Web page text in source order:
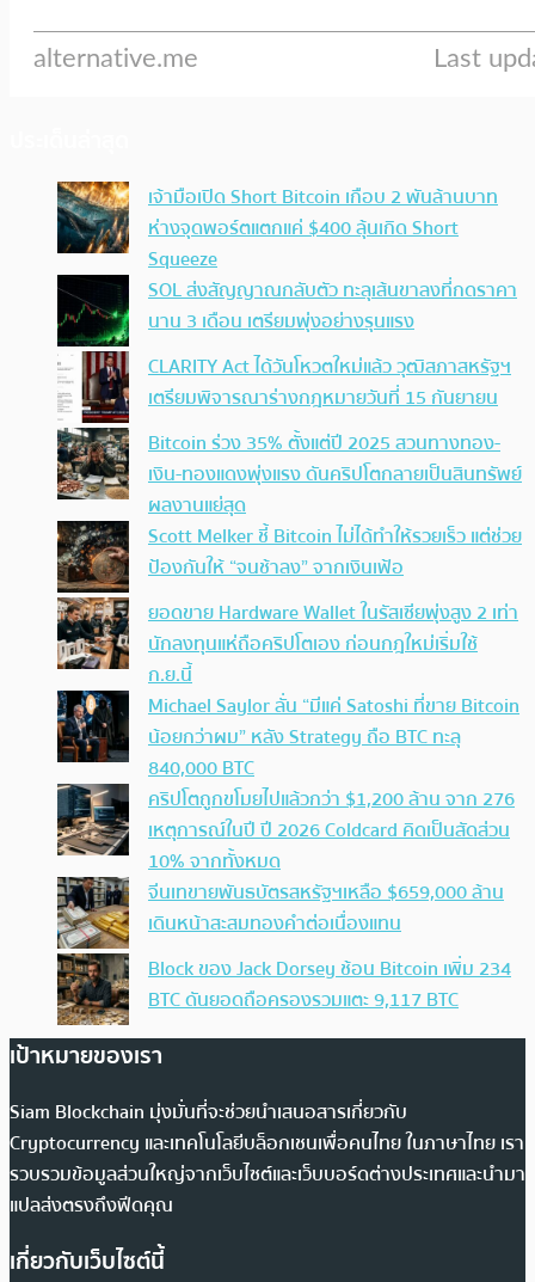
เจ้ามือเปิด Short Bitcoin เกือบ 2 พันล้านบาท
ห่างจุดพอร์ตแตกแค่ $400 ลุ้นเกิด Short
Squeeze
SOL ส่งสัญญาณกลับตัว ทะลุเส้นขาลงที่กดราคา
นาน 3 เดือน เตรียมพุ่งอย่างรุนแรง
CLARITY Act ได้วันโหวตใหม่แล้ว วุฒิสภาสหรัฐฯ
เตรียมพิจารณาร่างกฎหมายวันที่ 15 กันยายน
Bitcoin ร่วง 35% ตั้งแต่ปี 2025 สวนทางทอง-
เงิน-ทองแดงพุ่งแรง ดันคริปโตกลายเป็นสินทรัพย์
ผลงานแย่สุด
Scott Melker ชี้ Bitcoin ไม่ได้ทำให้รวยเร็ว แต่ช่วย
ป้องกันให้ “จนช้าลง” จากเงินเฟ้อ
ยอดขาย Hardware Wallet ในรัสเซียพุ่งสูง 2 เท่า
นักลงทุนแห่ถือคริปโตเอง ก่อนกฎใหม่เริ่มใช้
ก.ย.นี้
Michael Saylor ลั่น “มีแค่ Satoshi ที่ขาย Bitcoin
น้อยกว่าผม” หลัง Strategy ถือ BTC ทะลุ
840,000 BTC
คริปโตถูกขโมยไปแล้วกว่า $1,200 ล้าน จาก 276
เหตุการณ์ในปี ปี 2026 Coldcard คิดเป็นสัดส่วน
10% จากทั้งหมด
จีนเทขายพันธบัตรสหรัฐฯเหลือ $659,000 ล้าน
เดินหน้าสะสมทองคำต่อเนื่องแทน
Block ของ Jack Dorsey ช้อน Bitcoin เพิ่ม 234
BTC ดันยอดถือครองรวมแตะ 9,117 BTC
เป้าหมายของเรา
Siam Blockchain มุ่งมั่นที่จะช่วยนำเสนอสารเกี่ยวกับ
Cryptocurrency และเทคโนโลยีบล็อกเชนเพื่อคนไทย ในภาษาไทย เรา
รวบรวมข้อมูลส่วนใหญ่จากเว็บไซต์และเว็บบอร์ดต่างประเทศและนำมา
แปลส่งตรงถึงฟีดคุณ
เกี่ยวกับเว็บไซต์นี้